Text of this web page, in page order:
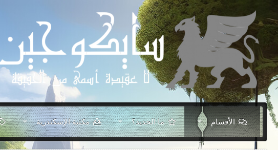
الأقسام ما الجديد؟ مكتبة الإسكندرية